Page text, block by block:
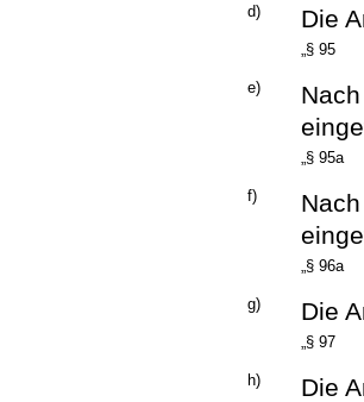
d) Die
„§ 95
e)
„§ 95a
f)
„§ 96a
g) Die
„§ 97
h) Die